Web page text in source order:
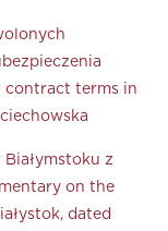
contract terms in
z
on the
dated